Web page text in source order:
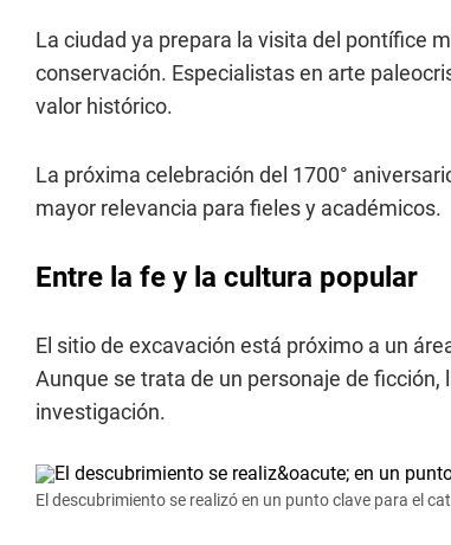
La ciudad ya prepara la visita del pontífice
conservación. Especialistas en arte
valor histórico.
La próxima celebración del 1700°
mayor relevancia para fieles y académicos.
Entre la fe y la cultura popular
El sitio de excavación está próximo a un
Aunque se trata de un personaje de
investigación.
El descubrimiento se realizó en un punto clave para el